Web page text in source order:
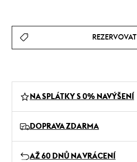
REZERVOVAT
NA SPLÁTKY S 0% NAVÝŠENÍ
DOPRAVA ZDARMA
AŽ 60 DNŮ NA VRÁCENÍ